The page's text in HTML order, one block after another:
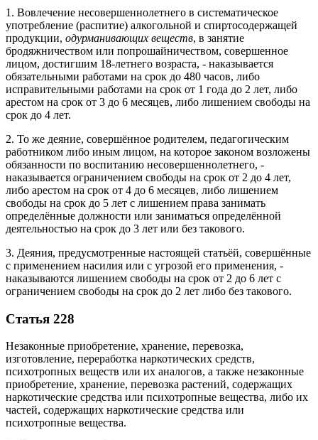
1. Вовлечение несовершеннолетнего в систематическое
употребление (распитие) алкогольной и спиртосодержащей
продукции, одурманивающих веществ, в занятие
бродяжничеством или попрошайничеством, совершенное
лицом, достигшим 18-летнего возраста, - наказывается
обязательными работами на срок до 480 часов, либо
исправительными работами на срок от 1 года до 2 лет, либо
арестом на срок от 3 до 6 месяцев, либо лишением свободы на
срок до 4 лет.
2. То же деяние, совершённое родителем, педагогическим
работником либо иным лицом, на которое законом возложены
обязанности по воспитанию несовершеннолетнего, -
наказывается ограничением свободы на срок от 2 до 4 лет,
либо арестом на срок от 4 до 6 месяцев, либо лишением
свободы на срок до 5 лет с лишением права занимать
определённые должности или заниматься определённой
деятельностью на срок до 3 лет или без такового.
3. Деяния, предусмотренные настоящей статьёй, совершённые
с применением насилия или с угрозой его применения, -
наказываются лишением свободы на срок от 2 до 6 лет с
ограничением свободы на срок до 2 лет либо без такового.
Статья 228
Незаконные приобретение, хранение, перевозка,
изготовление, переработка наркотических средств,
психотропных веществ или их аналогов, а также незаконные
приобретение, хранение, перевозка растений, содержащих
наркотические средства или психотропные вещества, либо их
частей, содержащих наркотические средства или
психотропные вещества.